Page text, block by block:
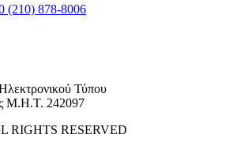
(210) 878-8006
Τύπου
Μ.Η.Τ. 242097
RIGHTS RESERVED